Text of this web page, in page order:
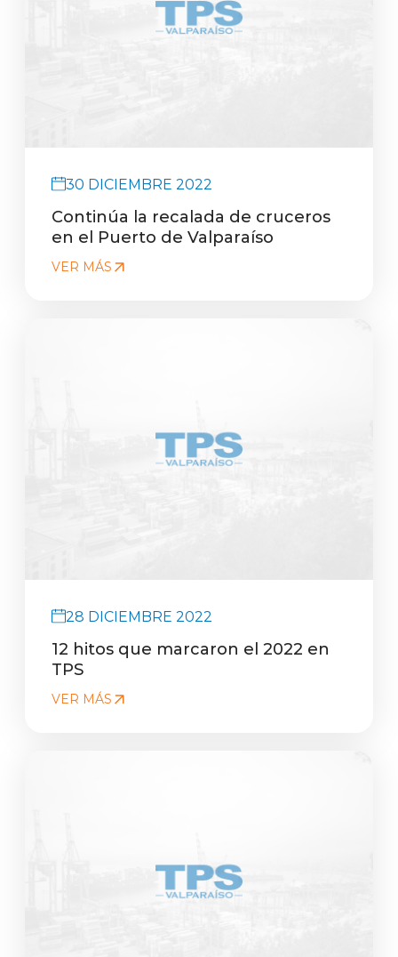
30 DICIEMBRE 2022
Continúa la recalada de cruceros
en el Puerto de Valparaíso
VER MÁS
28 DICIEMBRE 2022
12 hitos que marcaron el 2022 en
TPS
VER MÁS